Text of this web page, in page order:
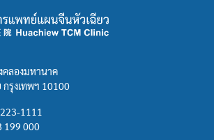
คลองมหานาค
รุงเทพฯ 10100
1111
199 000